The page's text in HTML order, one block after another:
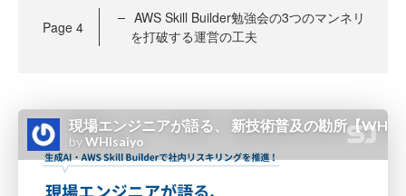
Page 4
AWS Skill Builder勉強会の3つのマンネリ
を打破する運営の工夫